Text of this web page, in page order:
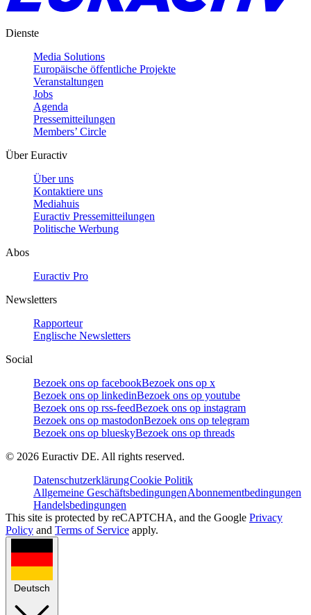
Dienste
Media Solutions
Europäische öffentliche Projekte
Veranstaltungen
Jobs
Agenda
Pressemitteilungen
Members’ Circle
Über Euractiv
Über uns
Kontaktiere uns
Mediahuis
Euractiv Pressemitteilungen
Politische Werbung
Abos
Euractiv Pro
Newsletters
Rapporteur
Englische Newsletters
Social
Bezoek ons op facebookBezoek ons op x
Bezoek ons op linkedinBezoek ons op youtube
Bezoek ons op rss-feedBezoek ons op instagram
Bezoek ons op mastodonBezoek ons op telegram
Bezoek ons op blueskyBezoek ons op threads
© 2026 Euractiv DE. All rights reserved.
DatenschutzerklärungCookie Politik
Allgemeine GeschäftsbedingungenAbonnementbedingungen
Handelsbedingungen
This site is protected by reCAPTCHA, and the Google Privacy
Policy and Terms of Service apply.
Deutsch